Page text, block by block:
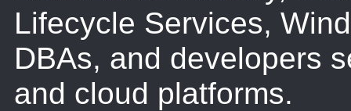
Lifecycle Services,
DBAs, and developers
and cloud platforms.